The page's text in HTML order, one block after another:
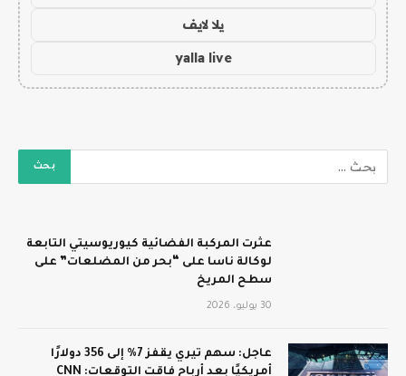
يلا لايف
yalla live
عثرت المركبة الفضائية كيوريوسيتي التابعة
لوكالة ناسا على “بحر من المضلعات” على
سطح المريخ
30 يوليو، 2026
عاجل: سهم تيري يقفز 7% إلى 356 دولارًا
أمريكيًا بعد أرباح فاقت التوقعات: CNN